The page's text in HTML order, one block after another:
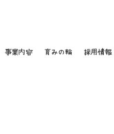
事業内容 育みの輪 採用情報